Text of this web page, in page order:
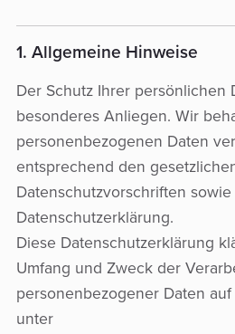
1. Allgemeine Hinweise
Der Schutz Ihrer persönlichen
besonderes Anliegen. Wir
personenbezogenen Daten
entsprechend den
Datenschutzvorschriften
Datenschutzerklärung.
Diese Datenschutzerklärung
Umfang und Zweck der
personenbezogener Daten
unter